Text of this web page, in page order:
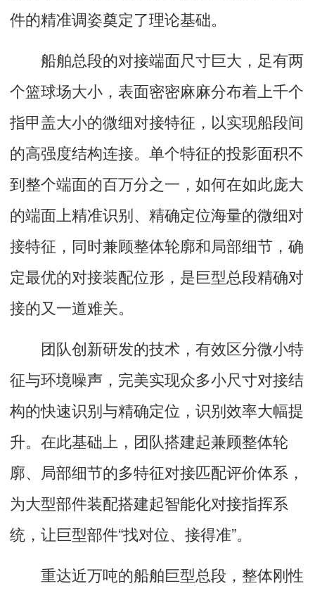
件的精准调姿奠定了理论基础。
船舶总段的对接端面尺寸巨大，足有两
个篮球场大小，表面密密麻麻分布着上千个
指甲盖大小的微细对接特征，以实现船段间
的高强度结构连接。单个特征的投影面积不
到整个端面的百万分之一，如何在如此庞大
的端面上精准识别、精确定位海量的微细对
接特征，同时兼顾整体轮廓和局部细节，确
定最优的对接装配位形，是巨型总段精确对
接的又一道难关。
团队创新研发的技术，有效区分微小特
征与环境噪声，完美实现众多小尺寸对接结
构的快速识别与精确定位，识别效率大幅提
升。在此基础上，团队搭建起兼顾整体轮
廓、局部细节的多特征对接匹配评价体系，
为大型部件装配搭建起智能化对接指挥系
统，让巨型部件“找对位、接得准”。
重达近万吨的船舶巨型总段，整体刚性